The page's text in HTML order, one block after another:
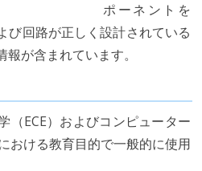
ポーネントを
び回路が正しく設計されている
が含まれています。
（ECE）およびコンピューター
おける教育目的で一般的に使用